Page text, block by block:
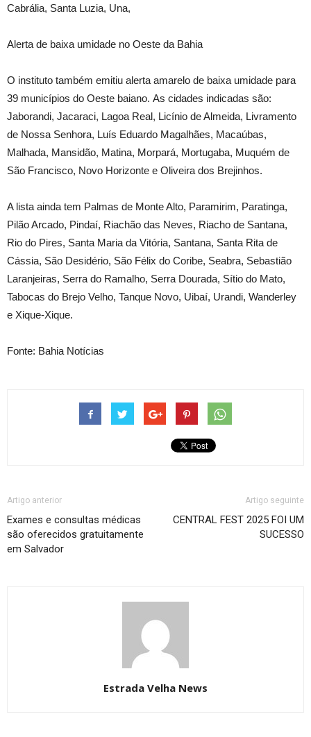
Cabrália, Santa Luzia, Una,
Alerta de baixa umidade no Oeste da Bahia
O instituto também emitiu alerta amarelo de baixa umidade para
39 municípios do Oeste baiano. As cidades indicadas são:
Jaborandi, Jacaraci, Lagoa Real, Licínio de Almeida, Livramento
de Nossa Senhora, Luís Eduardo Magalhães, Macaúbas,
Malhada, Mansidão, Matina, Morpará, Mortugaba, Muquém de
São Francisco, Novo Horizonte e Oliveira dos Brejinhos.
A lista ainda tem Palmas de Monte Alto, Paramirim, Paratinga,
Pilão Arcado, Pindaí, Riachão das Neves, Riacho de Santana,
Rio do Pires, Santa Maria da Vitória, Santana, Santa Rita de
Cássia, São Desidério, São Félix do Coribe, Seabra, Sebastião
Laranjeiras, Serra do Ramalho, Serra Dourada, Sítio do Mato,
Tabocas do Brejo Velho, Tanque Novo, Uibaí, Urandi, Wanderley
e Xique-Xique.
Fonte: Bahia Notícias
Artigo anterior
Exames e consultas médicas
são oferecidos gratuitamente
em Salvador
Artigo seguinte
CENTRAL FEST 2025 FOI UM
SUCESSO
Estrada Velha News